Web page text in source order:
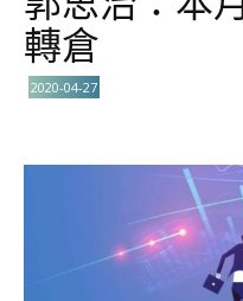
轉倉
2020-04-27